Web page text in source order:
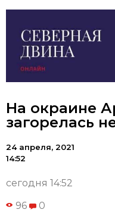
На окраине
загорелась
24 апреля, 2021
14:52
сегодня 14:52
96 0